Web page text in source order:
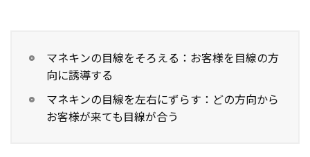
マネキンの目線をそろえる：お客様を目線の方
向に誘導する
マネキンの目線を左右にずらす：どの方向から
お客様が来ても目線が合う